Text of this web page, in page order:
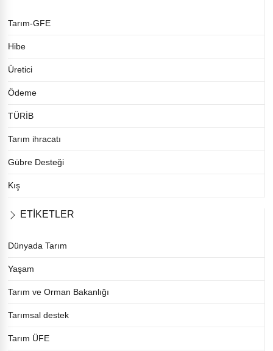
Tarım-GFE
Hibe
Üretici
Ödeme
TÜRİB
Tarım ihracatı
Gübre Desteği
Kış
ETİKETLER
Dünyada Tarım
Yaşam
Tarım ve Orman Bakanlığı
Tarımsal destek
Tarım ÜFE